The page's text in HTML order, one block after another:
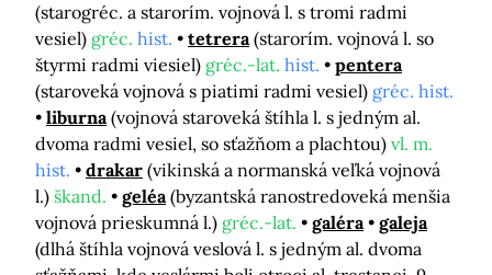
(starogréc. a starorím. vojnová l. s tromi radmi
vesiel) gréc. hist. tetrera (starorím. vojnová l. so
štyrmi radmi viesiel) gréc.-lat. hist.
pentera
(staroveká vojnová s piatimi radmi vesiel) gréc. hist.
liburna (vojnová staroveká štíhla l. s jedným al.
dvoma radmi vesiel, so sťažňom a plachtou) vl. m.
hist.
drakar (vikinská a normanská veľká vojnová
l.) škand. geléa (byzantská ranostredoveká menšia
vojnová prieskumná l.) gréc.-lat. galéra
galeja
(dlhá štíhla vojnová veslová l. s jedným al. dvoma